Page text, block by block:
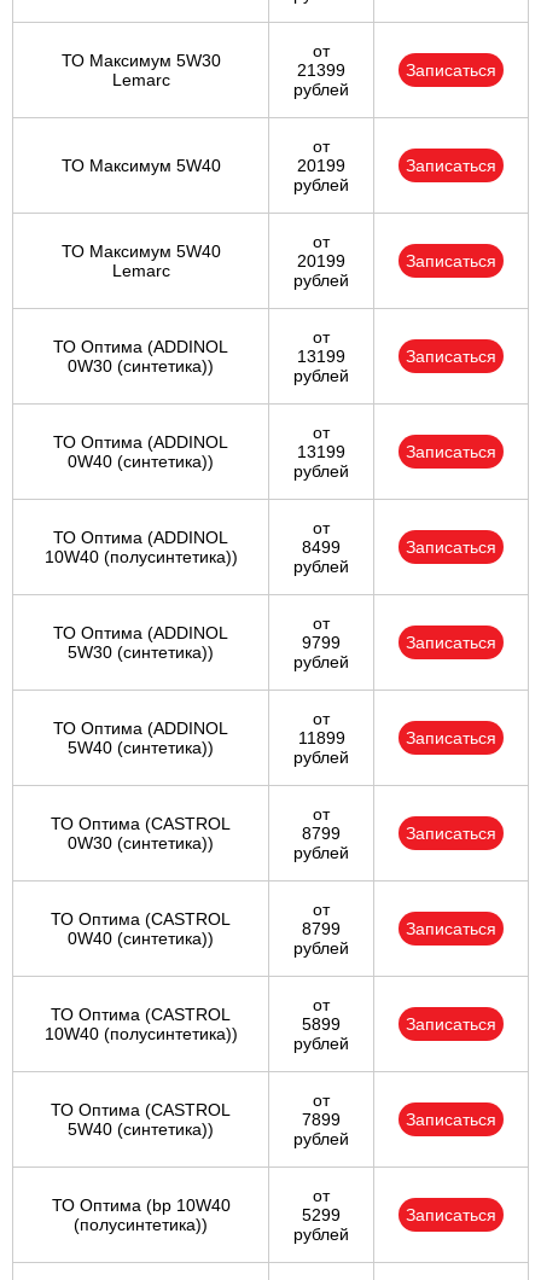
ТО Максимум 5W30
Lemarc
от
21399
рублей
Записаться
ТО Максимум 5W40
от
20199
рублей
Записаться
ТО Максимум 5W40
Lemarc
от
20199
рублей
Записаться
ТО Оптима (ADDINOL
0W30 (синтетика))
от
13199
рублей
Записаться
ТО Оптима (ADDINOL
0W40 (синтетика))
от
13199
рублей
Записаться
ТО Оптима (ADDINOL
10W40 (полусинтетика))
от
8499
рублей
Записаться
ТО Оптима (ADDINOL
5W30 (синтетика))
от
9799
рублей
Записаться
ТО Оптима (ADDINOL
5W40 (синтетика))
от
11899
рублей
Записаться
ТО Оптима (CASTROL
0W30 (синтетика))
от
8799
рублей
Записаться
ТО Оптима (CASTROL
0W40 (синтетика))
от
8799
рублей
Записаться
ТО Оптима (CASTROL
10W40 (полусинтетика))
от
5899
рублей
Записаться
ТО Оптима (CASTROL
5W40 (синтетика))
от
7899
рублей
Записаться
ТО Оптима (bp 10W40
(полусинтетика))
от
5299
рублей
Записаться